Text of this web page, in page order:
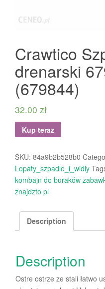
Crawtico
drenarski
(679844)
32.00 zł
Kup teraz
SKU: 84a9b2b528b0
Lopaty_szpadle_i_widly
kombajn do buraków
znajdzto pl
Description
Description
Ostre ostrze ze stali łatwo